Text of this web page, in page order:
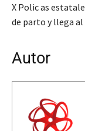
X Polic as
de parto y llega
Autor